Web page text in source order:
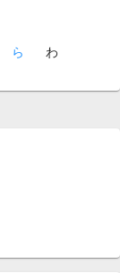
ら わ